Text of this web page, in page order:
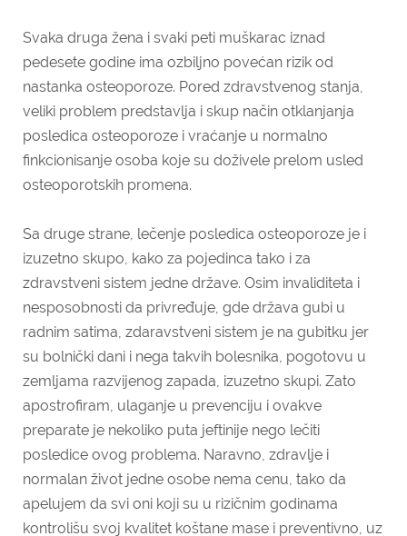
Svaka druga žena i svaki peti muškarac iznad
pedesete godine ima ozbiljno povećan rizik od
nastanka osteoporoze. Pored zdravstvenog stanja,
veliki problem predstavlja i skup način otklanjanja
posledica osteoporoze i vraćanje u normalno
finkcionisanje osoba koje su doživele prelom usled
osteoporotskih promena.
Sa druge strane, lečenje posledica osteoporoze je i
izuzetno skupo, kako za pojedinca tako i za
zdravstveni sistem jedne države. Osim invaliditeta i
nesposobnosti da privređuje, gde država gubi u
radnim satima, zdaravstveni sistem je na gubitku jer
su bolnički dani i nega takvih bolesnika, pogotovu u
zemljama razvijenog zapada, izuzetno skupi. Zato
apostrofiram, ulaganje u prevenciju i ovakve
preparate je nekoliko puta jeftinije nego lečiti
posledice ovog problema. Naravno, zdravlje i
normalan život jedne osobe nema cenu, tako da
apelujem da svi oni koji su u rizičnim godinama
kontrolišu svoj kvalitet koštane mase i preventivno, uz